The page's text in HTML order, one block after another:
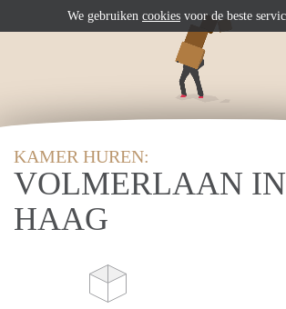
KAMER HUREN:
VOLMERLAAN
HAAG
We gebruiken cookies voor de beste